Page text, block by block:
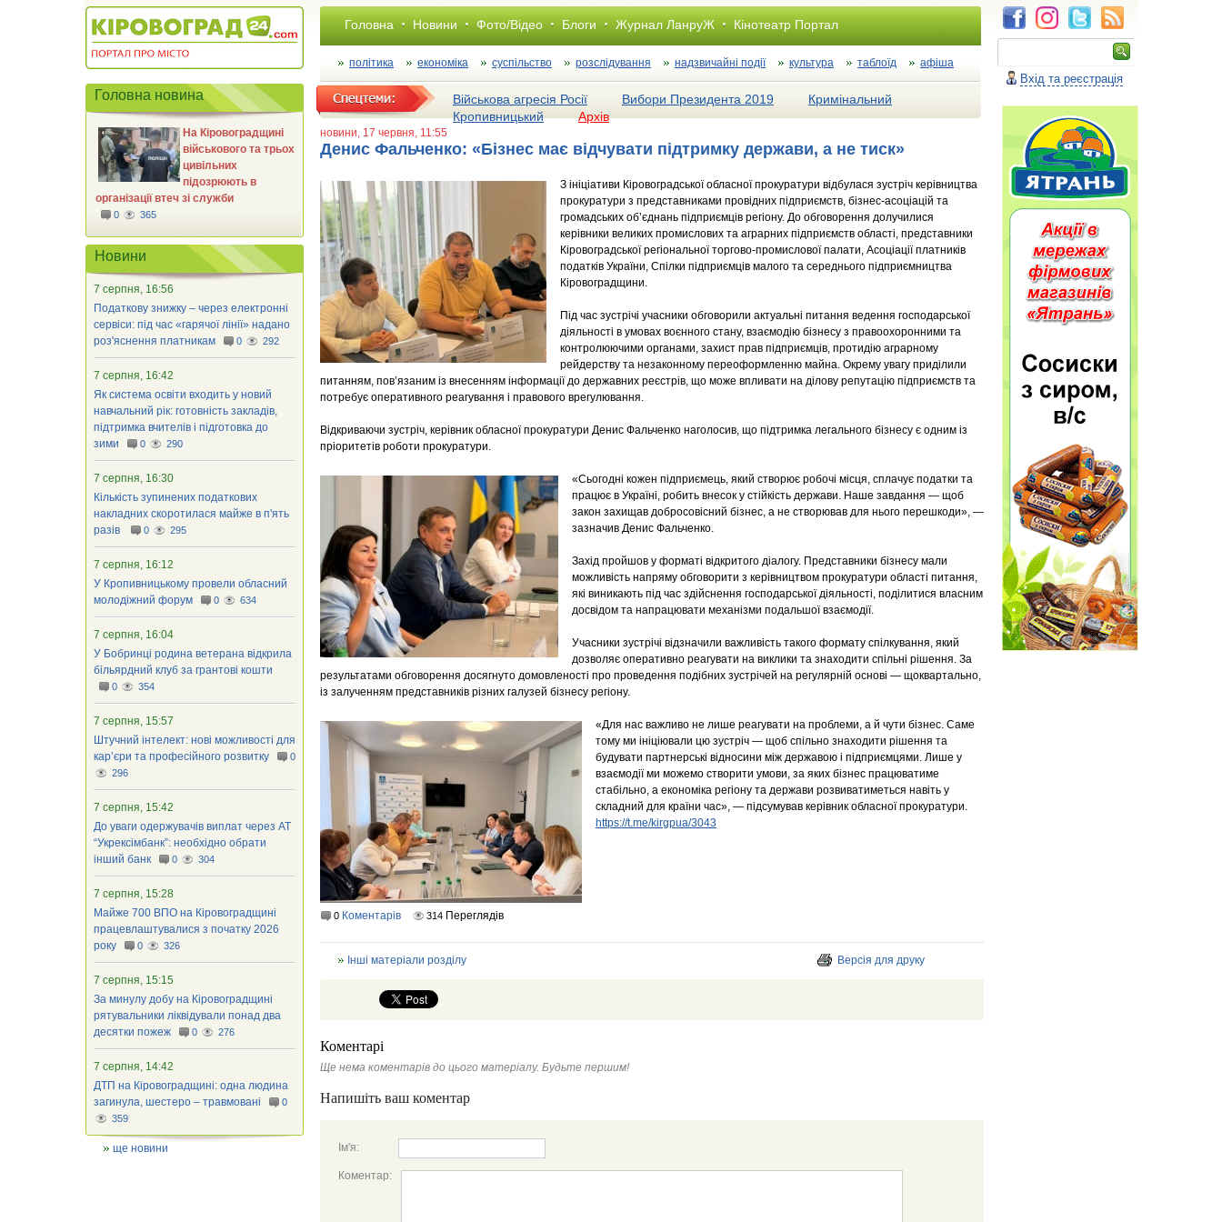
Головна Новини Фото/Відео Блоги Журнал ЛанруЖ Кінотеатр Портал
політика економіка суспільство розслiдування надзвичайні події культура таблоїд афіша
Військова агресія Росії Вибори Президента 2019
Кримінальний
Кропивницький
Архів
новини, 17 червня, 11:55
Денис Фальченко: «Бізнес має відчувати підтримку держави, а не тиск»
З ініціативи Кіровоградської обласної прокуратури відбулася зустріч керівництва
прокуратури з представниками провідних підприємств, бізнес-асоціацій та
громадських об’єднань підприємців регіону. До обговорення долучилися
керівники великих промислових та аграрних підприємств області, представники
Кіровоградської регіональної торгово-промислової палати, Асоціації платників
податків України, Спілки підприємців малого та середнього підприємництва
Кіровоградщини.
Під час зустрічі учасники обговорили актуальні питання ведення господарської
діяльності в умовах воєнного стану, взаємодію бізнесу з правоохоронними та
контролюючими органами, захист прав підприємців, протидію аграрному
рейдерству та незаконному переоформленню майна. Окрему увагу приділили
питанням, пов’язаним із внесенням інформації до державних реєстрів, що може впливати на ділову репутацію підприємств та
потребує оперативного реагування і правового врегулювання.
Відкриваючи зустріч, керівник обласної прокуратури Денис Фальченко наголосив, що підтримка легального бізнесу є одним із
пріоритетів роботи прокуратури.
«Сьогодні кожен підприємець, який створює робочі місця, сплачує податки та
працює в Україні, робить внесок у стійкість держави. Наше завдання — щоб
закон захищав добросовісний бізнес, а не створював для нього перешкоди», —
зазначив Денис Фальченко.
Захід пройшов у форматі відкритого діалогу. Представники бізнесу мали
можливість напряму обговорити з керівництвом прокуратури області питання,
які виникають під час здійснення господарської діяльності, поділитися власним
досвідом та напрацювати механізми подальшої взаємодії.
Учасники зустрічі відзначили важливість такого формату спілкування, який
дозволяє оперативно реагувати на виклики та знаходити спільні рішення. За
результатами обговорення досягнуто домовленості про проведення подібних зустрічей на регулярній основі — щоквартально,
із залученням представників різних галузей бізнесу регіону.
«Для нас важливо не лише реагувати на проблеми, а й чути бізнес. Саме
тому ми ініціювали цю зустріч — щоб спільно знаходити рішення та
будувати партнерські відносини між державою і підприємцями. Лише у
взаємодії ми можемо створити умови, за яких бізнес працюватиме
стабільно, а економіка регіону та держави розвиватиметься навіть у
складний для країни час», — підсумував керівник обласної прокуратури.
https://t.me/kirgpua/3043
0 Коментарів 314 Переглядів
Інші матеріали розділу Версія для друку
Коментарі
Ще нема коментарів до цього матеріалу. Будьте першим!
Напишіть ваш коментар
Ім'я:
Коментар:
Головна новина
На Кіровоградщині
військового та трьох
цивільних
підозрюють в
організації втеч зі служби
0 365
Новини
7 серпня, 16:56
Податкову знижку – через електронні
сервіси: під час «гарячої лінії» надано
роз'яснення платникам
0 292
7 серпня, 16:42
Як система освіти входить у новий
навчальний рік: готовність закладів,
підтримка вчителів і підготовка до
зими
0 290
7 серпня, 16:30
Кількість зупинених податкових
накладних скоротилася майже в п'ять
разів
0 295
7 серпня, 16:12
У Кропивницькому провели обласний
молодіжний форум
0 634
7 серпня, 16:04
У Бобринці родина ветерана відкрила
більярдний клуб за грантові кошти
0 354
7 серпня, 15:57
Штучний інтелект: нові можливості для
кар’єри та професійного розвитку
0
296
7 серпня, 15:42
До уваги одержувачів виплат через АТ
“Укрексімбанк”: необхідно обрати
інший банк
0 304
7 серпня, 15:28
Майже 700 ВПО на Кіровоградщині
працевлаштувалися з початку 2026
року
0 326
7 серпня, 15:15
За минулу добу на Кіровоградщині
рятувальники ліквідували понад два
десятки пожеж
0 276
7 серпня, 14:42
ДТП на Кіровоградщині: одна людина
загинула, шестеро – травмовані
0
359
ще новини
Вхід та реєстрація